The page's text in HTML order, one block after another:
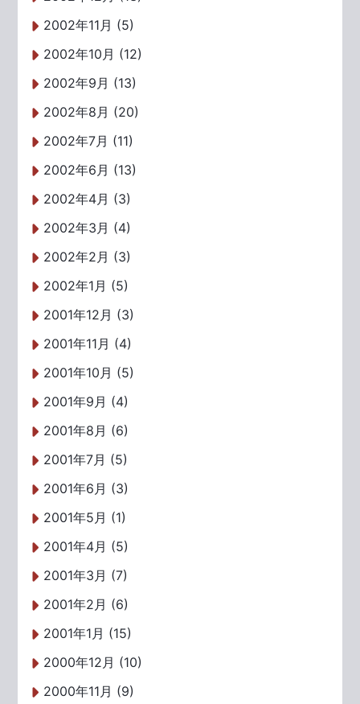
2002年11月 (5)
2002年10月 (12)
2002年9月 (13)
2002年8月 (20)
2002年7月 (11)
2002年6月 (13)
2002年4月 (3)
2002年3月 (4)
2002年2月 (3)
2002年1月 (5)
2001年12月 (3)
2001年11月 (4)
2001年10月 (5)
2001年9月 (4)
2001年8月 (6)
2001年7月 (5)
2001年6月 (3)
2001年5月 (1)
2001年4月 (5)
2001年3月 (7)
2001年2月 (6)
2001年1月 (15)
2000年12月 (10)
2000年11月 (9)